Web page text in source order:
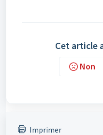
Cet article
Non
Imprimer